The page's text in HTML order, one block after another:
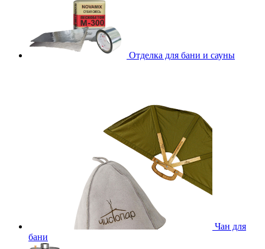
Отделка для бани и сауны
Чан для
бани